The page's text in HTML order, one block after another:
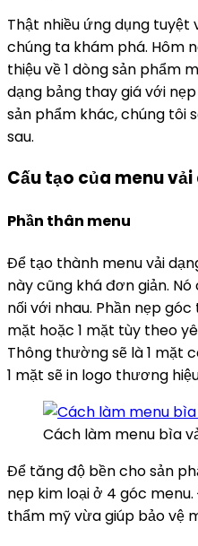
Thật nhiều ứng dụng
chúng ta khám phá. Hôm
thiệu về 1 dòng sản phẩm
dạng bảng thay giá với
sản phẩm khác, chúng tôi
sau.
Cấu tạo của menu
Phần thân menu
Để tạo thành menu vải
này cũng khá đơn giản.
nối với nhau. Phần nẹp
mặt hoặc 1 mặt tùy theo
Thông thường sẽ là 1 mặt
1 mặt sẽ in logo thương
Cách làm menu bìa
Để tăng độ bền cho sản
nẹp kim loại ở 4 góc
thẩm mỹ vừa giúp bảo vệ